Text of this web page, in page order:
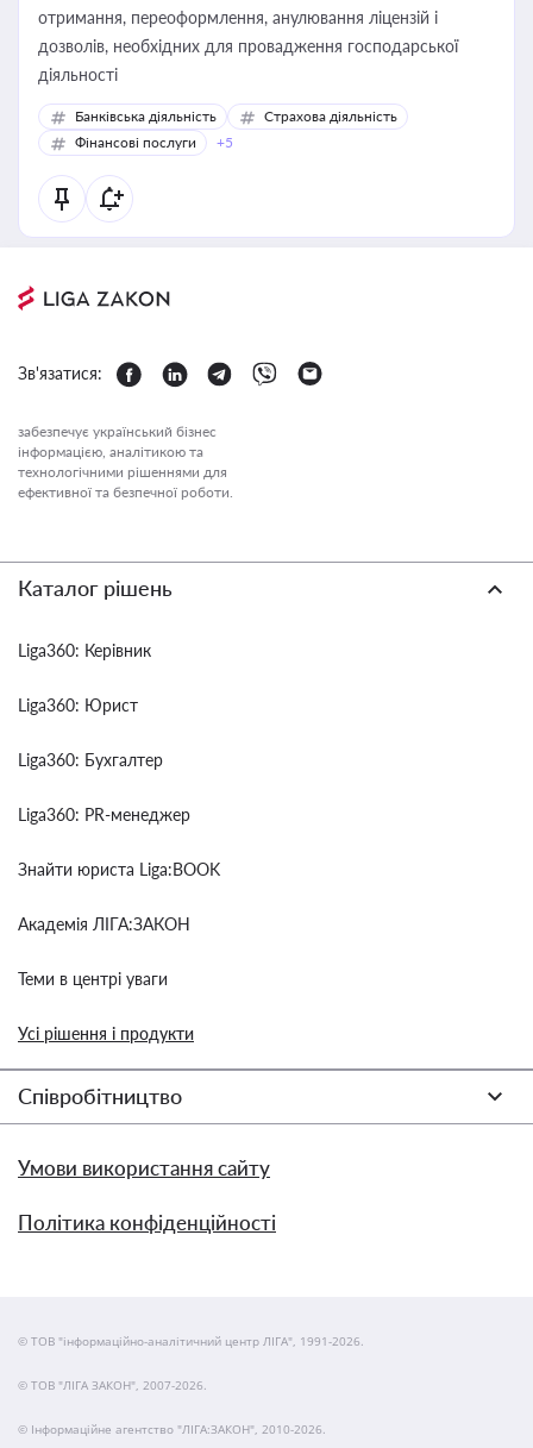
отримання, переоформлення, анулювання ліцензій і
дозволів, необхідних для провадження господарської
діяльності
Банківська діяльність
Страхова діяльність
Фінансові послуги
+5
Зв'язатися:
забезпечує український бізнес
інформацією, аналітикою та
технологічними рішеннями для
ефективної та безпечної роботи.
Каталог рішень
Liga360: Керівник
Liga360: Юрист
Liga360: Бухгалтер
Liga360: PR-менеджер
Знайти юриста Liga:BOOK
Академія ЛІГА:ЗАКОН
Теми в центрі уваги
Усі рішення і продукти
Співробітництво
Умови використання сайту
Політика конфіденційності
© ТОВ "інформаційно-аналітичний центр ЛІГА", 1991-2026.
© ТОВ "ЛІГА ЗАКОН", 2007-2026.
© Інформаційне агентство "ЛІГА:ЗАКОН", 2010-2026.